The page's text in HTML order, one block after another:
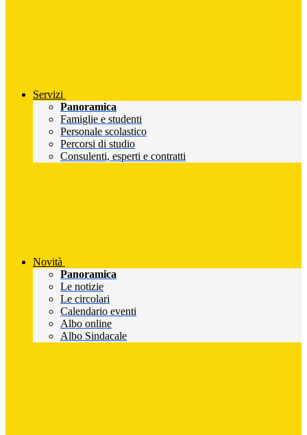
Servizi
Panoramica
Famiglie e studenti
Personale scolastico
Percorsi di studio
Consulenti, esperti e contratti
Novità
Panoramica
Le notizie
Le circolari
Calendario eventi
Albo online
Albo Sindacale